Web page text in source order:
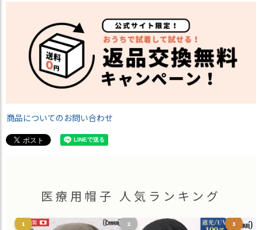
商品についてのお問い合わせ
医療用帽子 人気ランキング
1 2 3